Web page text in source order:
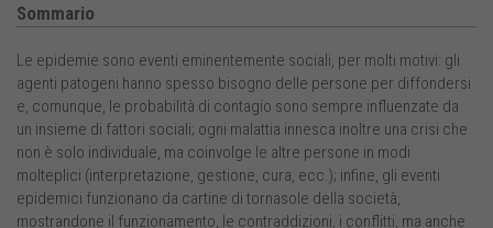
Sommario
Le epidemie sono eventi eminentemente sociali, per molti motivi: gli
agenti patogeni hanno spesso bisogno delle persone per diffondersi
e, comunque, le probabilità di contagio sono sempre influenzate da
un insieme di fattori sociali; ogni malattia innesca inoltre una crisi che
non è solo individuale, ma coinvolge le altre persone in modi
molteplici (interpretazione, gestione, cura, ecc.); infine, gli eventi
epidemici funzionano da cartine di tornasole della società,
mostrandone il funzionamento, le contraddizioni, i conflitti, ma anche